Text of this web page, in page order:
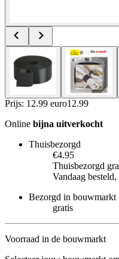
Prijs: 12.99 euro12.99
Online bijna uitverkocht
Thuisbezorgd
€4.95
Thuisbezorgd
Vandaag
Bezorgd in bouwmarkt
gratis
Voorraad in de bouwmarkt